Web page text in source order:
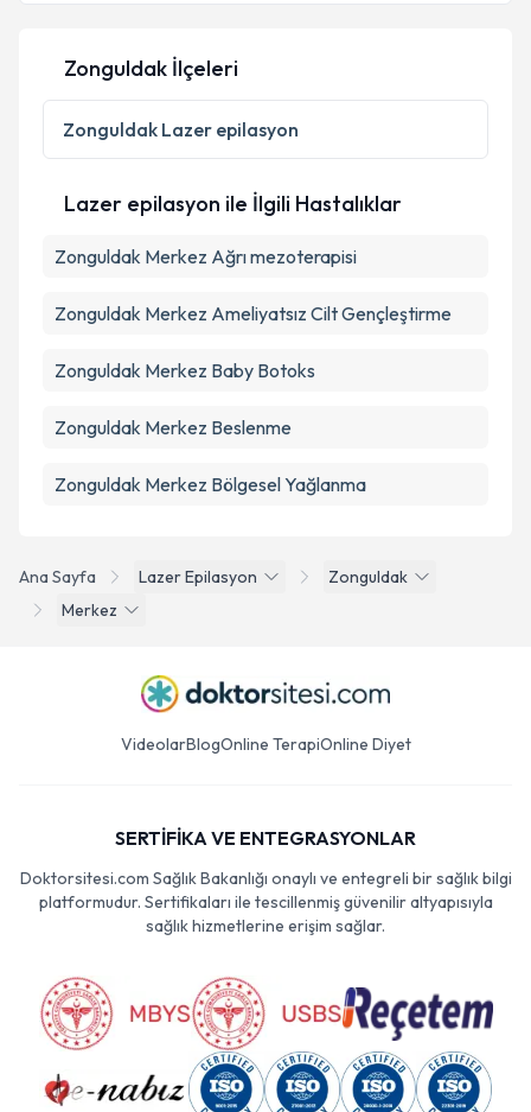
Ana Sayfa Lazer Epilasyon
Zonguldak
Merkez
Zonguldak İlçeleri
Zonguldak Lazer epilasyon
Lazer epilasyon ile İlgili Hastalıklar
Zonguldak Merkez Ağrı mezoterapisi
Zonguldak Merkez Ameliyatsız Cilt Gençleştirme
Zonguldak Merkez Baby Botoks
Zonguldak Merkez Beslenme
Zonguldak Merkez Bölgesel Yağlanma
VideolarBlogOnline TerapiOnline Diyet
SERTİFİKA VE ENTEGRASYONLAR
Doktorsitesi.com Sağlık Bakanlığı onaylı ve entegreli bir sağlık bilgi
platformudur. Sertifikaları ile tescillenmiş güvenilir altyapısıyla
sağlık hizmetlerine erişim sağlar.